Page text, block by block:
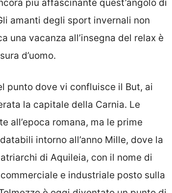
più affascinante quest’angolo di
amanti degli sport invernali non
una vacanza all’insegna del relax è
d’uomo.
punto dove vi confluisce il But, ai
la capitale della Carnia. Le
all’epoca romana, ma le prime
intorno all’anno Mille, dove la
di Aquileia, con il nome di
e industriale posto sulla